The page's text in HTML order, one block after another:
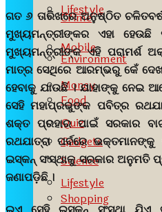
Lifestyle
Mobile
Money
Quiz
Science
Shopping
Crime
Environment
Food
Gadgets
Lifestyle
ଗତ ୬ ତାରିଖରେ ଅନୁଷ୍ଠିତ
ମୁଖ୍ୟମନ୍ତ୍ରୀଙ୍କର ଏହା ହେଉଛି
ମୁଖ୍ୟମନ୍ତ୍ରୀଙ୍କ ଏହି ପରାମର୍ଶ
ମାତ୍ର ସେଥିରେ ଆରମ୍ଭରୁ କେଁ
ହେବାକୁ ଯାଉଛି । ଯାହାଙ୍କୁ ନେଇ
ସେହି ମହାପ୍ରଭୁଙ୍କ ପବିତ୍ର
ଶକ୍ତ ପ୍ରହାର ପାଇଁ ସରକାର
ରଥଯାତ୍ରା ପର୍ବରେ ଭକ୍ତମାନଙ୍କୁ
ଇସ୍କନ୍ ସଂସ୍ଥାକୁ ସରକାର ଅନୁମତି
ଜଣାପଡ଼ିଛି ।